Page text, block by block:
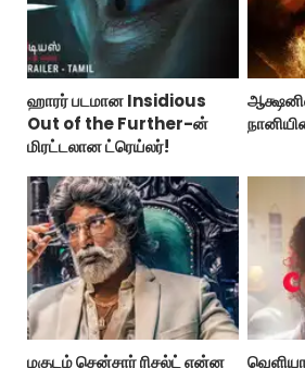
ஹாரர் படமான Insidious
Out of the Further-ன்
மிரட்டலான ட்ரெய்லர்!
மகுடம் சென்சார் ரிசல்ட் என்ன